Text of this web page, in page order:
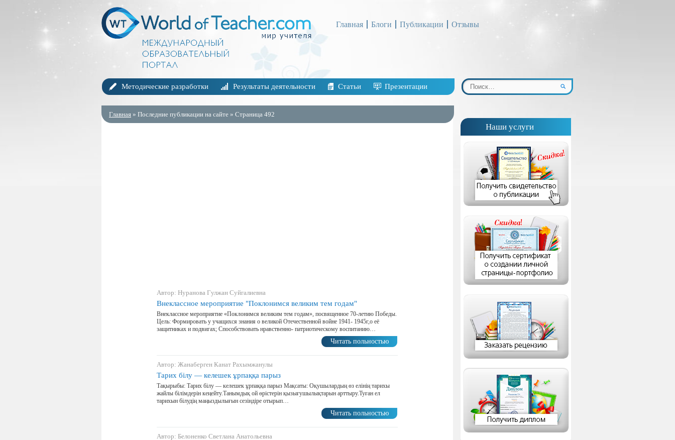
Главная Блоги Публикации Отзывы
Методические разработки Результаты деятельности Статьи Презентации
Главная » Последние публикации на сайте » Страница 492
Автор: Нуранова Гулжан Суйгалиевна
Внеклассное мероприятие "Поклонимся великим тем годам"
Внеклассное мероприятие «Поклонимся великим тем годам», посвященное 70-летию Победы.
Цель: Формировать у учащихся знания о великой Отечественной войне 1941- 1945г,о её
защитниках и подвигах; Способствовать нравственно- патриотическому воспитанию…
Читать польностью
Автор: Жанаберген Канат Рахымжанулы
Тарих білу — келешек ұрпаққа парыз
Тақырыбы: Тарих білу — келешек ұрпаққа парыз Мақсаты: Оқушылардың өз елінің тарихы
жайлы білімдерін кеңейту.Танымдық ой өрістерін қызығушылықтарын арттыру.Туған ел
тарихын білудің маңыздылығын сезіндіре отырып…
Читать польностью
Автор: Белоненко Светлана Анатольевна
Наши услуги